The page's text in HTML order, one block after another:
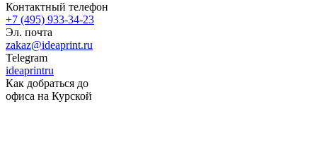
Контактный телефон
+7 (495) 933-34-23
Эл. почта
zakaz@ideaprint.ru
Telegram
ideaprintru
Как добраться до
офиса на Курской